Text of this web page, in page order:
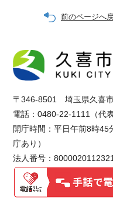
前のページへ
〒346-8501 埼玉県久喜
電話：0480-22-1111（代表
開庁時間：平日午前8時45
庁あり）
法人番号：